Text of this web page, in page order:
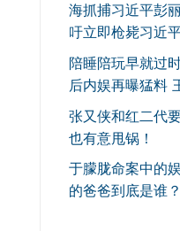
海抓捕习近平彭
吁立即枪毙习近
陪睡陪玩早就过
后内娱再曝猛料
张又侠和红二代
也有意甩锅！
于朦胧命案中的
的爸爸到底是谁？